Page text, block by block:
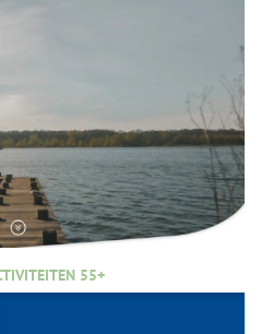
55+